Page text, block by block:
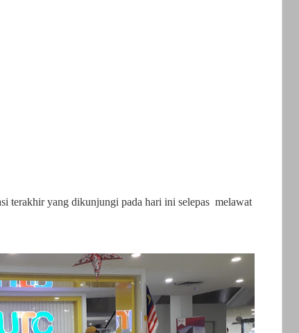
terakhir yang dikunjungi pada hari ini selepas melawat